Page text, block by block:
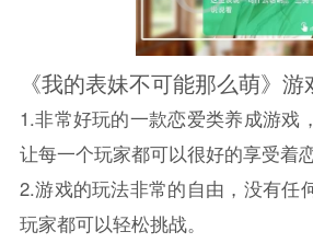
《我的表妹不可能那么萌》游
1.非常好玩的一款恋爱类养成游戏
让每一个玩家都可以很好的享受着
2.游戏的玩法非常的自由，没有任
玩家都可以轻松挑战。